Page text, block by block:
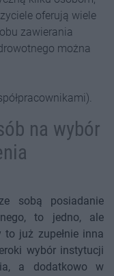
oferują wiele
zawierania
można
na wybór
sobą posiadanie
to jedno, ale
już zupełnie inna
wybór instytucji
a dodatkowo w